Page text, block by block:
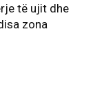
të ujit dhe
zona